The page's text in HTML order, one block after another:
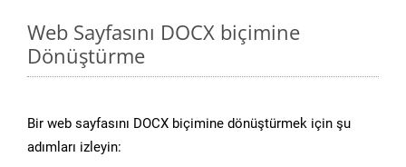
Web Sayfasını DOCX biçimine
Dönüştürme
Bir web sayfasını DOCX biçimine dönüştürmek için şu
adımları izleyin: